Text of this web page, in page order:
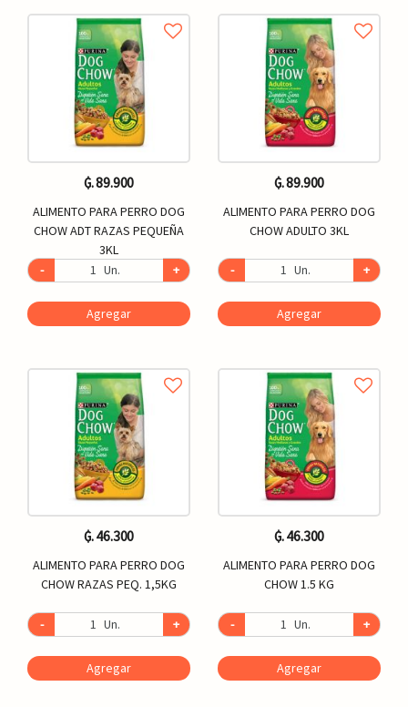
₲. 89.900
ALIMENTO PARA PERRO DOG
CHOW ADT RAZAS PEQUEÑA
3KL
-
Un. +
Agregar
₲. 46.300
ALIMENTO PARA PERRO DOG
CHOW RAZAS PEQ. 1,5KG
- Un. +
Agregar
₲. 89.900
ALIMENTO PARA PERRO DOG
CHOW ADULTO 3KL
- Un. +
Agregar
₲. 46.300
ALIMENTO PARA PERRO DOG
CHOW 1.5 KG
- Un. +
Agregar